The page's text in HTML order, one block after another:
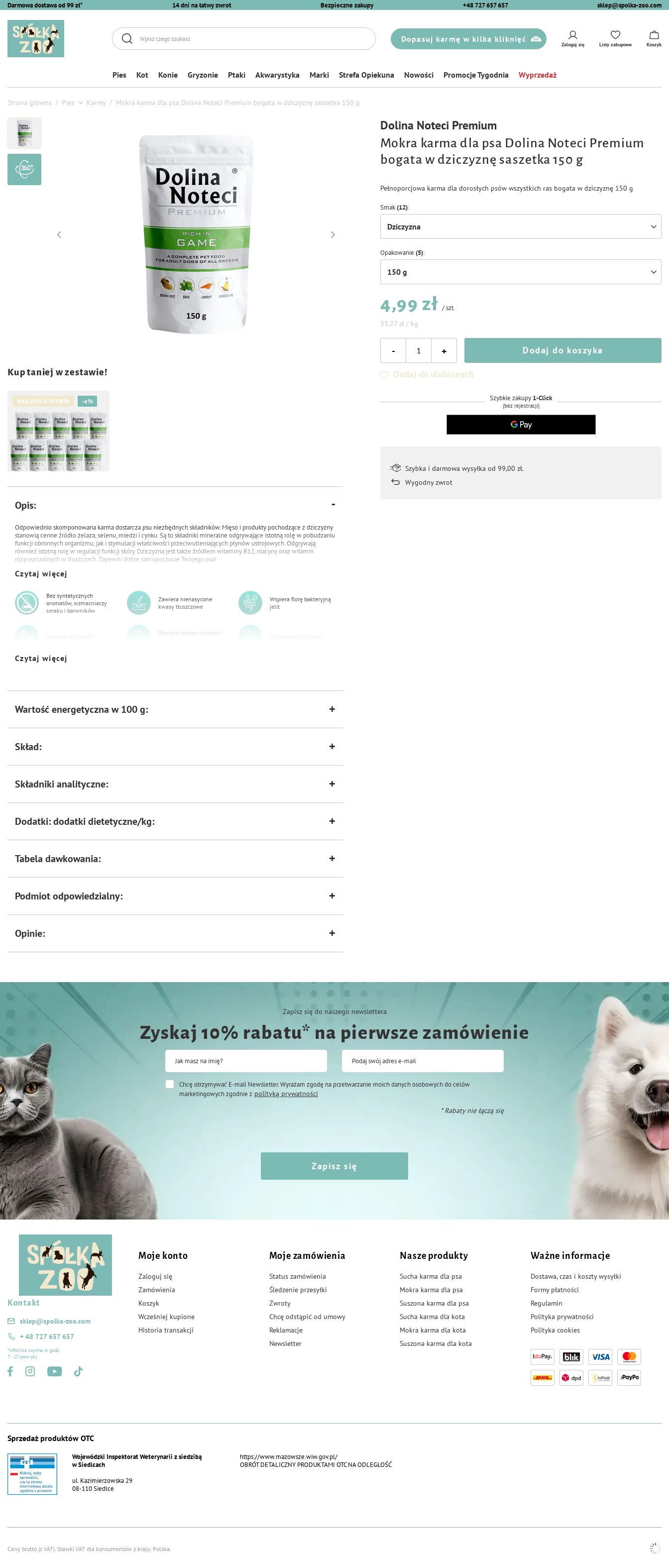
Darmowa dostawa od 99 zł* 14 dni na łatwy zwrot Bezpieczne zakupy +48 727 657 657 sklep@spolka-zoo.com
Dopasuj karmę w kilka kliknięć
Zaloguj się Listy zakupowe Koszyk
Pies Kot Konie Gryzonie Ptaki Akwarystyka Marki Strefa Opiekuna Nowości Promocje Tygodnia Wyprzedaż
Strona główna Pies Karmy Mokra karma dla psa Dolina Noteci Premium bogata w dziczyznę saszetka 150 g
Dolina Noteci Premium
Mokra karma dla psa Dolina Noteci Premium
bogata w dziczyznę saszetka 150 g
Pełnoporcjowa karma dla dorosłych psów wszystkich ras bogata w dziczyznę 150 g
Smak(12)
Dziczyzna
Opakowanie (5)
150 g
4,99 zł /szt.
33,27 zł / kg
- + Dodaj do koszyka
Dodaj do ulubionych
Szybkie zakupy 1-Click
(bez rejestracji)
Szybka i darmowa wysyłka od 99,00 zł.
Wygodny zwrot
Kup taniej w zestawie!
NAJLEPSZA OFERTA -4%
47,50 zł
Premium bogata w dziczyznę
saszetka 10 x 150 g
Opis:
Odpowiednio skomponowana karma dostarcza psu niezbędnych składników. Mięso i produkty pochodzące z dziczyzny
stanowią cenne źródło żelaza, selenu, miedzi i cynku. Są to składniki mineralne odgrywające istotną rolę w pobudzaniu
funkcji obronnych organizmu, jak i stymulacji właściwości przeciwutleniających płynów ustrojowych. Odgrywają
również istotną rolę w regulacji funkcji skóry. Dziczyzna jest także źródłem witaminy B12, niacyny oraz witamin
rozpuszczalnych w tłuszczach. Zapewni dobre samopoczucie Twojego psa!
Czytaj więcej
Bez syntetycznych
aromatów, wzmacniaczy
smaku i barwników
Zawiera nienasycone
kwasy tłuszczowe
Wspiera florę bakteryjną
jelit
Zawiera zestaw witamin i
Czytaj więcej
Wartość energetyczna w 100 g:
Skład:
Składniki analityczne:
Dodatki: dodatki dietetyczne/kg:
Tabela dawkowania:
Podmiot odpowiedzialny:
Opinie:
Zapisz się do naszego newslettera
Zyskaj 10% rabatu* na pierwsze zamówienie
Jak masz na imię? Podaj swój adres e-mail
Chcę otrzymywać E-mail Newsletter. Wyrażam zgodę na przetwarzanie moich danych osobowych do celów
marketingowych zgodnie z polityką prywatności
* Rabaty nie łączą się
Zapisz się
Kontakt
sklep@spolka-zoo.com
+ 48 727 657 657
*Infolinia czynna w godz.
7 - 17 (pon.-pt.)
Moje konto
Zaloguj się
Zamówienia
Koszyk
Wcześniej kupione
Historia transakcji
Moje zamówienia
Status zamówienia
Śledzenie przesyłki
Zwroty
Chcę odstąpić od umowy
Reklamacje
Newsletter
Nasze produkty
Sucha karma dla psa
Mokra karma dla psa
Suszona karma dla psa
Sucha karma dla kota
Mokra karma dla kota
Suszona karma dla kota
Ważne informacje
Dostawa, czas i koszty wysyłki
Formy płatności
Regulamin
Polityka prywatności
Polityka cookies
Sprzedaż produktów OTC
Wojewódzki Inspektorat Weterynarii z siedzibą
w Siedlcach
ul. Kazimierzowska 29
08-110 Siedlce
https://www.mazowsze.wiw.gov.pl/
OBRÓT DETALICZNY PRODUKTAMI OTC NA ODLEGŁOŚĆ
Ceny brutto (z VAT). Stawki VAT dla konsumentów z kraju: Polska